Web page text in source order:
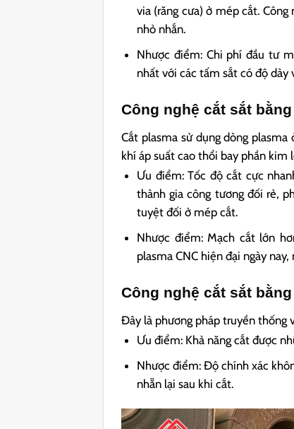
via (răng cưa) ở mép cắt.
nhỏ nhắn.
Nhược điểm: Chi phí đầu tư
nhất với các tấm sắt có độ
Công nghệ cắt sắt
Cắt plasma sử dụng dòng
khí áp suất cao thổi bay phần kim
Ưu điểm: Tốc độ cắt cực
thành gia công tương đối rẻ,
tuyệt đối ở mép cắt.
Nhược điểm: Mạch cắt lớn
plasma CNC hiện đại ngày
Công nghệ cắt sắt
Đây là phương pháp truyền thống
Ưu điểm: Khả năng cắt được
Nhược điểm: Độ chính xác
nhẵn lại sau khi cắt.